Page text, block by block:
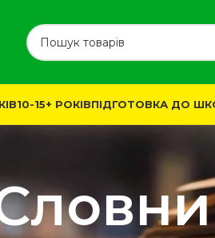
10-15+ РОКІВПІДГОТОВКА ДО